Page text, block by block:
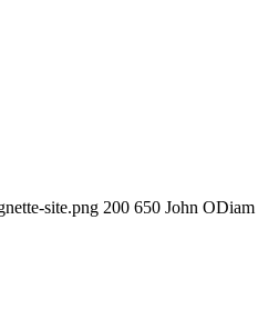
site.png 200 650 John ODiam